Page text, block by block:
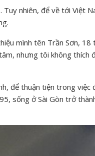
nhiên, để về tới Việt
mình tên Trần Sơn, 18
nhưng tôi không thích
để thuận tiện trong việc
sống ở Sài Gòn trở